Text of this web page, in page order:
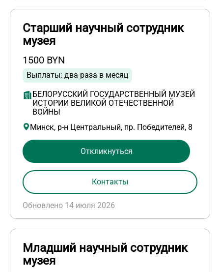
Старший научный сотрудник
музея
1500 BYN
Выплаты: два раза в месяц
БЕЛОРУССКИЙ ГОСУДАРСТВЕННЫЙ МУЗЕЙ
ИСТОРИИ ВЕЛИКОЙ ОТЕЧЕСТВЕННОЙ
ВОЙНЫ
Минск, р-н Центральный, пр. Победителей, 8
Обновлено 14 июля 2026
Откликнуться
Контакты
Младший научный сотрудник
музея